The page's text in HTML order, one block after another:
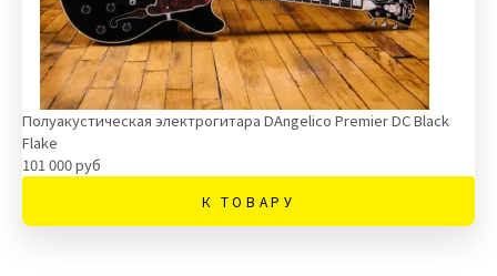
Полуакустическая электрогитара DAngelico Premier DC Black
Flake
101 000 руб
К ТОВАРУ